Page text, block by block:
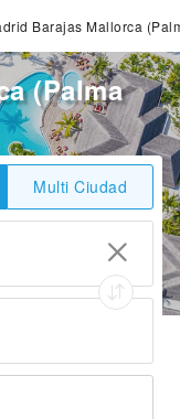
Barajas Mallorca
(Palma
Multi Ciudad